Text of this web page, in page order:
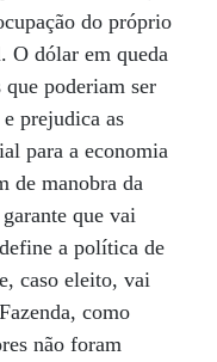
do próprio
O dólar em queda
poderiam ser
prejudica as
para a economia
de manobra da
que vai
a política de
caso eleito, vai
como
não foram